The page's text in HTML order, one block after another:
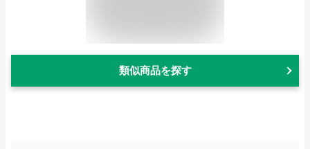
類似商品を探す